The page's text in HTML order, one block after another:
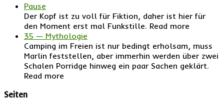
Pause
Der Kopf ist zu voll für Fiktion, daher ist hier für
den Moment erst mal Funkstille. Read more
35 — Mythologie
Camping im Freien ist nur bedingt erholsam, muss
Marlin feststellen, aber immerhin werden über zwei
Schalen Porridge hinweg ein paar Sachen geklärt.
Read more
Seiten